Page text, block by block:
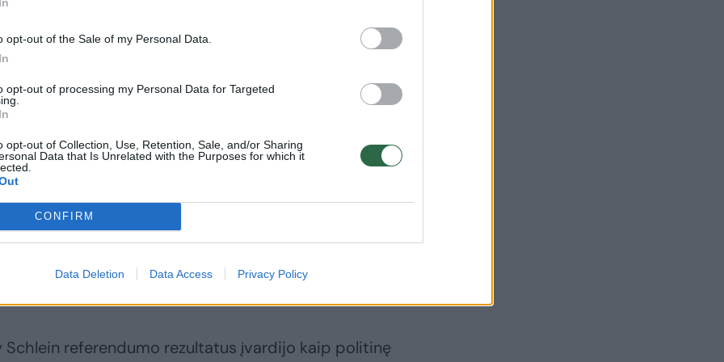
opt-out of the Sale of my Personal Data.
opt-out of processing my Personal Data for Targeted
opt-out of Collection, Use, Retention, Sale, and/or Sharing
Data that Is Unrelated with the Purposes for which it
CONFIRM
Data Deletion Data Access Privacy Policy
nusivylimo socialiniuose tinkluose.
progos modernizuoti Italiją, tačiau tai
rimtai ir ryžtingai dirbti tautos labui“, – rašė ji,
atsistatydinti.
įsitraukimas
35 metų aktyvumas – vienas pagrindinių veiksnių,
viena aktyviausių referendume dalyvavusių
amžiaus rinkėjams. Dienraščio „La Repubblica“
žmonių balsavo prieš įstatymo pakeitimą.
referendumo rezultatus įvardijo kaip politinę